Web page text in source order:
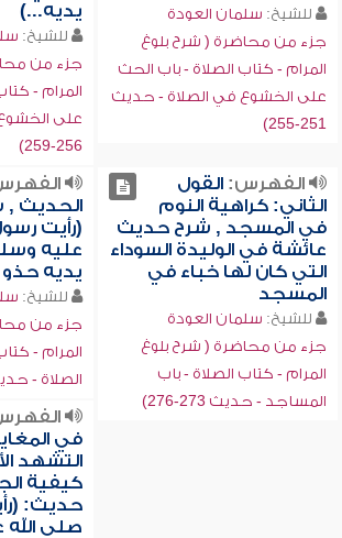
للشيخ: سلمان العودة
جزء من محاضرة ( شرح بلوغ
المرام - كتاب الصلاة - باب الحث
على الخشوع في الصلاة - حديث
251-255)
يديه...)
للشيخ:
جزء من
المرام -
على
256-259)
الفهرس:القول
الثاني: كراهية النوم
في المسجد , شرح حديث
عائشة في الوليدة السوداء
التي كان لها خباء في
المسجد
للشيخ: سلمان العودة
جزء من محاضرة ( شرح بلوغ
المرام - كتاب الصلاة - باب
المساجد - حديث 273-276)
الحديث
(رأيت
عليه
يديه
للشيخ:
جزء من
المرام -
الصلاة - حديث
في
التشهد
كيفية
حديث:
صلى الله